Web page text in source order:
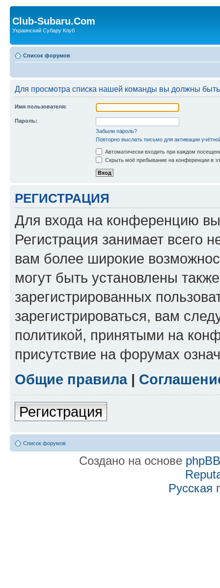
Club-Subaru.Com
Украинский Субару Клуб
Список форумов
Для просмотра списка нашей команды вы должны
Имя пользователя:
Пароль:
Забыли пароль?
Повторно выслать письмо для активации
Автоматически входить при каждом
Скрыть моё пребывание на конференции в
РЕГИСТРАЦИЯ
Для входа на конференцию
Регистрация занимает всего
вам более широкие
могут быть установлены
зарегистрированных
зарегистрироваться, вам
политикой, принятыми на
присутствие на форумах
Общие правила|
Регистрация
Список форумов
Создано на основе phpBB
Русская